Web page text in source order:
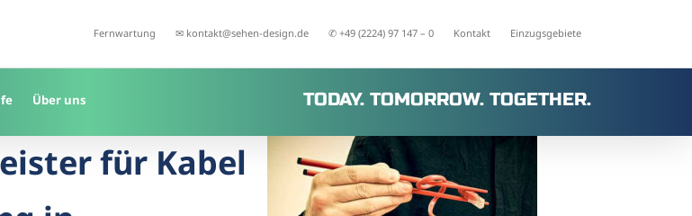
Fernwartung ✉ kontakt@sehen-design.de ✆ +49 (2224) 97 147 – 0 Kontakt Einzugsgebiete
Über uns TODAY. TOMORROW. TOGETHER.
für Kabel